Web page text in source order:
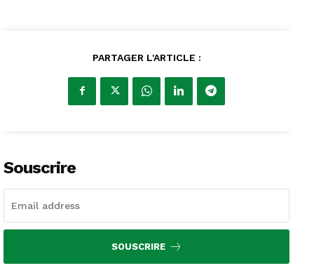
PARTAGER L'ARTICLE :
Souscrire
SOUSCRIRE